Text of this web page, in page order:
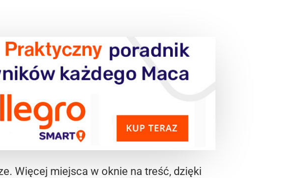
Więcej miejsca w oknie na treść, dzięki